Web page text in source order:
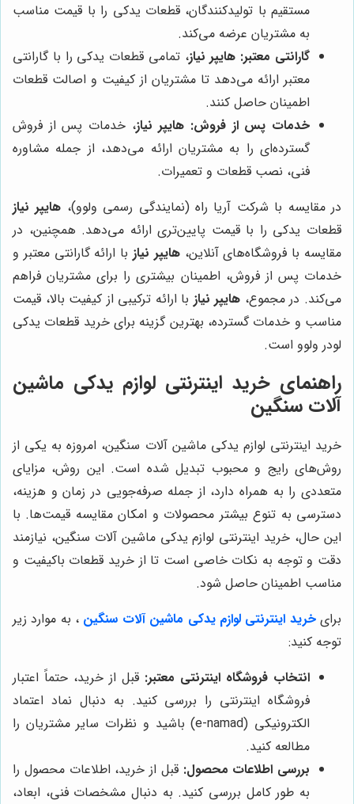
مستقیم با تولیدکنندگان، قطعات یدکی را با قیمت مناسب
به مشتریان عرضه می‌کند.
گارانتی معتبر: هایپر نیاز، تمامی قطعات یدکی را با گارانتی
معتبر ارائه می‌دهد تا مشتریان از کیفیت و اصالت قطعات
اطمینان حاصل کنند.
خدمات پس از فروش: هایپر نیاز، خدمات پس از فروش
گسترده‌ای را به مشتریان ارائه می‌دهد، از جمله مشاوره
فنی، نصب قطعات و تعمیرات.
در مقایسه با شرکت آریا راه (نمایندگی رسمی ولوو)، هایپر نیاز
قطعات یدکی را با قیمت پایین‌تری ارائه می‌دهد. همچنین، در
مقایسه با فروشگاه‌های آنلاین،هایپر نیاز با ارائه گارانتی معتبر و
خدمات پس از فروش، اطمینان بیشتری را برای مشتریان فراهم
می‌کند. در مجموع، هایپر نیاز با ارائه ترکیبی از کیفیت بالا، قیمت
مناسب و خدمات گسترده، بهترین گزینه برای خرید قطعات یدکی
لودر ولوو است.
راهنمای خرید اینترنتی لوازم یدکی ماشین
آلات سنگین
خرید اینترنتی لوازم یدکی ماشین آلات سنگین، امروزه به یکی از
روش‌های رایج و محبوب تبدیل شده است. این روش، مزایای
متعددی را به همراه دارد، از جمله صرفه‌جویی در زمان و هزینه،
دسترسی به تنوع بیشتر محصولات و امکان مقایسه قیمت‌ها. با
این حال، خرید اینترنتی لوازم یدکی ماشین آلات سنگین، نیازمند
دقت و توجه به نکات خاصی است تا از خرید قطعات باکیفیت و
مناسب اطمینان حاصل شود.
برایخرید اینترنتی لوازم یدکی ماشین آلات سنگین ، به موارد زیر
توجه کنید:
انتخاب فروشگاه اینترنتی معتبر: قبل از خرید، حتماً اعتبار
فروشگاه اینترنتی را بررسی کنید. به دنبال نماد اعتماد
الکترونیکی (e-namad) باشید و نظرات سایر مشتریان را
مطالعه کنید.
بررسی اطلاعات محصول: قبل از خرید، اطلاعات محصول را
به طور کامل بررسی کنید. به دنبال مشخصات فنی، ابعاد،